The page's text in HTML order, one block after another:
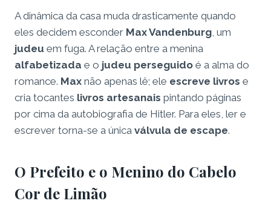
A dinâmica da casa muda drasticamente quando
eles decidem esconder Max Vandenburg , um
judeu em fuga. A relação entre a menina
alfabetizada e o judeu perseguido é a alma do
romance. Max não apenas lê; ele escreve livros e
cria tocantes livros artesanais pintando páginas
por cima da autobiografia de Hitler. Para eles, ler e
escrever torna-se a única válvula de escape.
O Prefeito e o Menino do Cabelo
Cor de Limão